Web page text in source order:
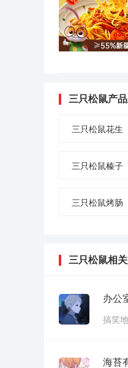
三只松鼠产
三只松鼠花生
三只松鼠榛子
三只松鼠烤肠
三只松鼠相
办公
搞笑
海苔